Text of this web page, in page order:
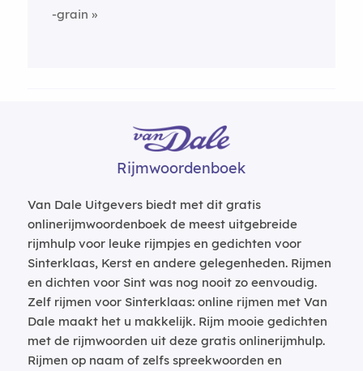
-grain
Rijmwoordenboek
Van Dale Uitgevers biedt met dit gratis
onlinerijmwoordenboek de meest uitgebreide
rijmhulp voor leuke rijmpjes en gedichten voor
Sinterklaas, Kerst en andere gelegenheden. Rijmen
en dichten voor Sint was nog nooit zo eenvoudig.
Zelf rijmen voor Sinterklaas: online rijmen met Van
Dale maakt het u makkelijk. Rijm mooie gedichten
met de rijmwoorden uit deze gratis onlinerijmhulp.
Rijmen op naam of zelfs spreekwoorden en